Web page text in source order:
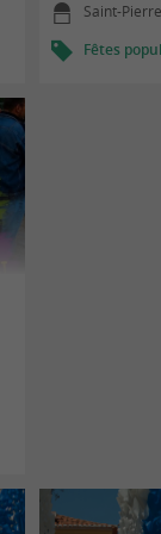
Saint-
Fêtes